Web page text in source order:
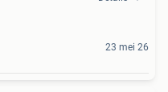
23 mei 26